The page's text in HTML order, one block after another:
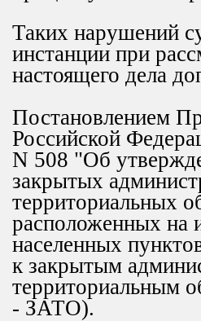
Таких нарушений
инстанции при
настоящего дела
Постановлением
Российской
N 508 "Об
закрытых
территориальных
расположенных на
населенных
к закрытым
территориальным
- ЗАТО).